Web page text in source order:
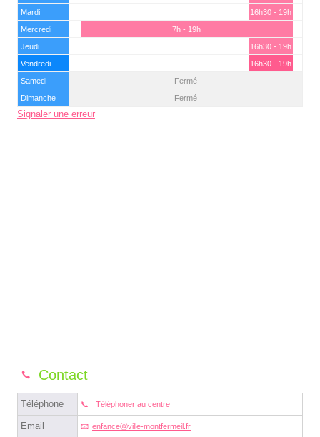
Mardi
16h30 - 19h
Mercredi
7h - 19h
Jeudi
16h30 - 19h
Vendredi
16h30 - 19h
Samedi
Fermé
Dimanche
Fermé
Signaler une erreur
Contact
Téléphone Téléphoner au centre
Email enfanceⓐville-montfermeil.fr